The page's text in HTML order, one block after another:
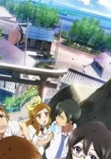
夢追う女の子を
完成を目指し奮
スポットを当て
や、クリエイティ
こる葛藤や挫折
そ起こる結束や衝
業界の日常を描
る。そして、5人
の挑戦。その先
くサクセスストー
メの今がここにあ
HIROBAKO放送